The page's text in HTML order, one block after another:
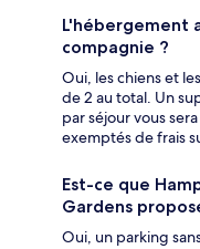
L'hébergement
compagnie ?
Oui, les chiens et
de 2 au total. Un
par séjour vous
exemptés de frais
Est-ce que
Gardens
Oui, un parking